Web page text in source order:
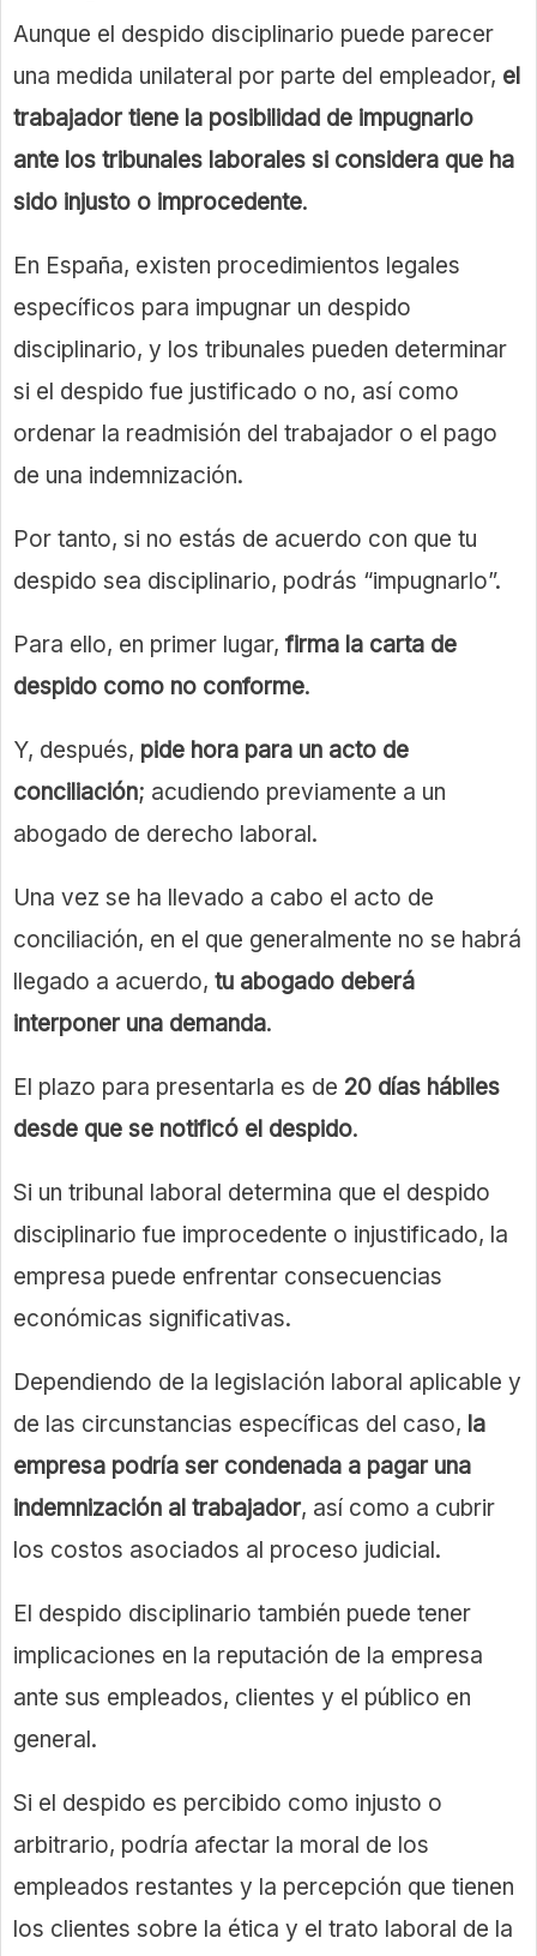
Aunque el despido disciplinario puede parecer
una medida unilateral por parte del empleador, el
trabajador tiene la posibilidad de impugnarlo
ante los tribunales laborales si considera que ha
sido injusto o improcedente.
En España, existen procedimientos legales
específicos para impugnar un despido
disciplinario, y los tribunales pueden determinar
si el despido fue justificado o no, así como
ordenar la readmisión del trabajador o el pago
de una indemnización.
Por tanto, si no estás de acuerdo con que tu
despido sea disciplinario, podrás “impugnarlo”.
Para ello, en primer lugar, firma la carta de
despido como no conforme.
Y, después, pide hora para un acto de
conciliación; acudiendo previamente a un
abogado de derecho laboral.
Una vez se ha llevado a cabo el acto de
conciliación, en el que generalmente no se habrá
llegado a acuerdo, tu abogado deberá
interponer una demanda.
El plazo para presentarla es de 20 días hábiles
desde que se notificó el despido.
Si un tribunal laboral determina que el despido
disciplinario fue improcedente o injustificado, la
empresa puede enfrentar consecuencias
económicas significativas.
Dependiendo de la legislación laboral aplicable y
de las circunstancias específicas del caso, la
empresa podría ser condenada a pagar una
indemnización al trabajador, así como a cubrir
los costos asociados al proceso judicial.
El despido disciplinario también puede tener
implicaciones en la reputación de la empresa
ante sus empleados, clientes y el público en
general.
Si el despido es percibido como injusto o
arbitrario, podría afectar la moral de los
empleados restantes y la percepción que tienen
los clientes sobre la ética y el trato laboral de la